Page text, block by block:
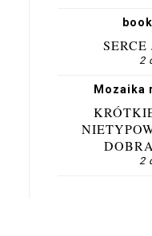
2
Mozaika
2